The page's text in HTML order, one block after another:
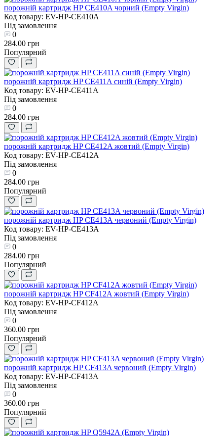
порожній картридж HP CE410A чорний (Empty Virgin)
Код товару: EV-HP-CE410A
Під замовлення
0
284.00 грн
Популярний
порожній картридж HP CE411A синій (Empty Virgin)
Код товару: EV-HP-CE411A
Під замовлення
0
284.00 грн
порожній картридж HP CE412A жовтий (Empty Virgin)
Код товару: EV-HP-CE412A
Під замовлення
0
284.00 грн
Популярний
порожній картридж HP CE413A червоний (Empty Virgin)
Код товару: EV-HP-CE413A
Під замовлення
0
284.00 грн
Популярний
порожній картридж HP CF412A жовтий (Empty Virgin)
Код товару: EV-HP-CF412A
Під замовлення
0
360.00 грн
Популярний
порожній картридж HP CF413A червоний (Empty Virgin)
Код товару: EV-HP-CF413A
Під замовлення
0
360.00 грн
Популярний